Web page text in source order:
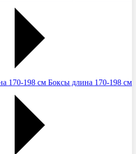
Боксы длина 170-198 см